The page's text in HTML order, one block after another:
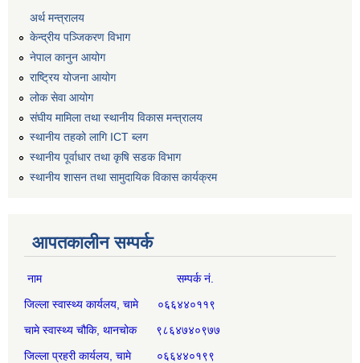
अर्थ मन्त्रालय
केन्द्रीय पञ्जिकरण विभाग
नेपाल कानुन आयोग
राष्ट्रिय योजना आयोग
लोक सेवा आयोग
संघीय मामिला तथा स्थानीय विकास मन्त्रालय
स्थानीय तहको लागि ICT ब्लग
स्थानीय पूर्वाधार तथा कृषि सडक विभाग
स्थानीय शासन तथा सामुदायिक विकास कार्यक्रम
आपतकालीन सम्पर्क
नाम सम्पर्क नं.
जिल्ला स्वास्थ्य कार्यलय, चामे ०६६४४०११९
चामे स्वास्थ्य चौकि, थानचोक ९८६४७४०९७७
जिल्ला प्रहरी कार्यलय, चामे ०६६४४०१९९